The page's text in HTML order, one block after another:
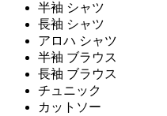
半袖 シャツ
長袖 シャツ
アロハ シャツ
半袖 ブラウス
長袖 ブラウス
チュニック
カットソー